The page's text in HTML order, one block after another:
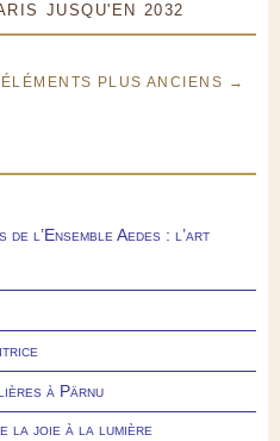
JUSQU'EN 2032
ÉLÉMENTS PLUS ANCIENS →
de l’Ensemble Aedes : l’art
à Pärnu
la joie à la lumière